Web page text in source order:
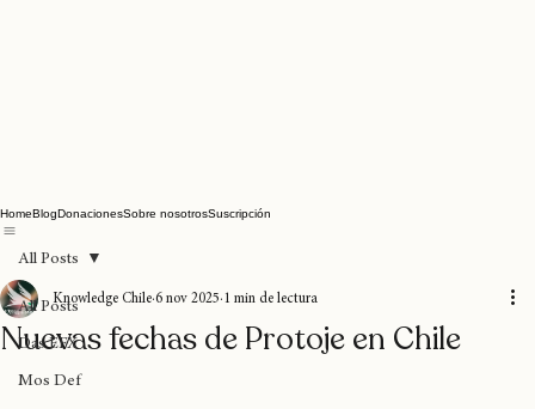
All Posts
Das EFX
All Posts
Nuevas fechas de Protoje en Chile
Knowledge Chile 6 nov 2025 1 min de lectura